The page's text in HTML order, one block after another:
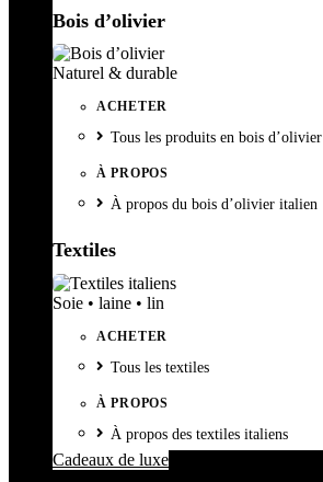
Bois d’olivier
Naturel & durable
ACHETER
Tous les produits en bois d’olivier
À PROPOS
À propos du bois d’olivier italien
Textiles
Soie • laine • lin
ACHETER
Tous les textiles
À PROPOS
À propos des textiles italiens
Cadeaux de luxe